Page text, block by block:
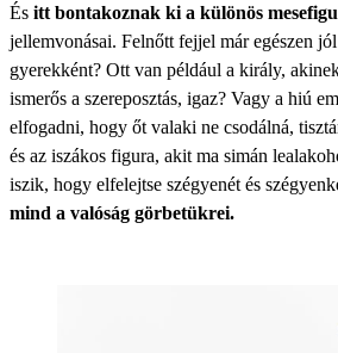
És itt bontakoznak ki a különös
jellemvonásai. Felnőtt fejjel már egészen
gyerekként? Ott van például a király,
ismerős a szereposztás, igaz? Vagy a hiú
elfogadni, hogy őt valaki ne csodálná,
és az iszákos figura, akit ma simán
iszik, hogy elfelejtse szégyenét és
mind a valóság görbetükrei.